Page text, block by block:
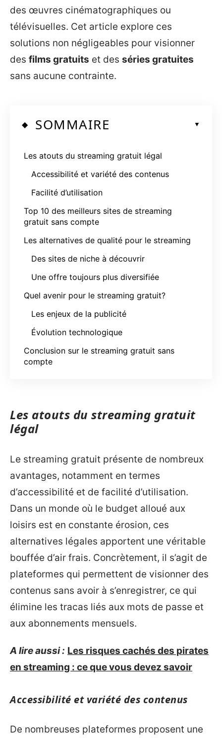
des œuvres cinématographiques ou
télévisuelles. Cet article explore ces
solutions non négligeables pour visionner
des films gratuits et des séries gratuites
sans aucune contrainte.
SOMMAIRE
Les atouts du streaming gratuit légal
Accessibilité et variété des contenus
Facilité d’utilisation
Top 10 des meilleurs sites de streaming
gratuit sans compte
Les alternatives de qualité pour le streaming
Des sites de niche à découvrir
Une offre toujours plus diversifiée
Quel avenir pour le streaming gratuit?
Les enjeux de la publicité
Évolution technologique
Conclusion sur le streaming gratuit sans
compte
Les atouts du streaming gratuit
légal
Le streaming gratuit présente de nombreux
avantages, notamment en termes
d’accessibilité et de facilité d’utilisation.
Dans un monde où le budget alloué aux
loisirs est en constante érosion, ces
alternatives légales apportent une véritable
bouffée d’air frais. Concrètement, il s’agit de
plateformes qui permettent de visionner des
contenus sans avoir à s’enregistrer, ce qui
élimine les tracas liés aux mots de passe et
aux abonnements mensuels.
A lire aussi : Les risques cachés des pirates
en streaming : ce que vous devez savoir
Accessibilité et variété des contenus
De nombreuses plateformes proposent une